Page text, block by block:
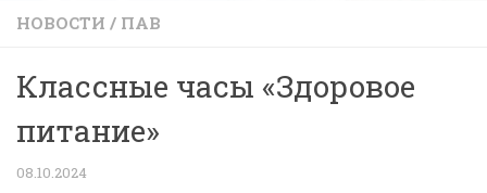
НОВОСТИ / ПАВ
Классные часы «Здоровое
питание»
08.10.2024